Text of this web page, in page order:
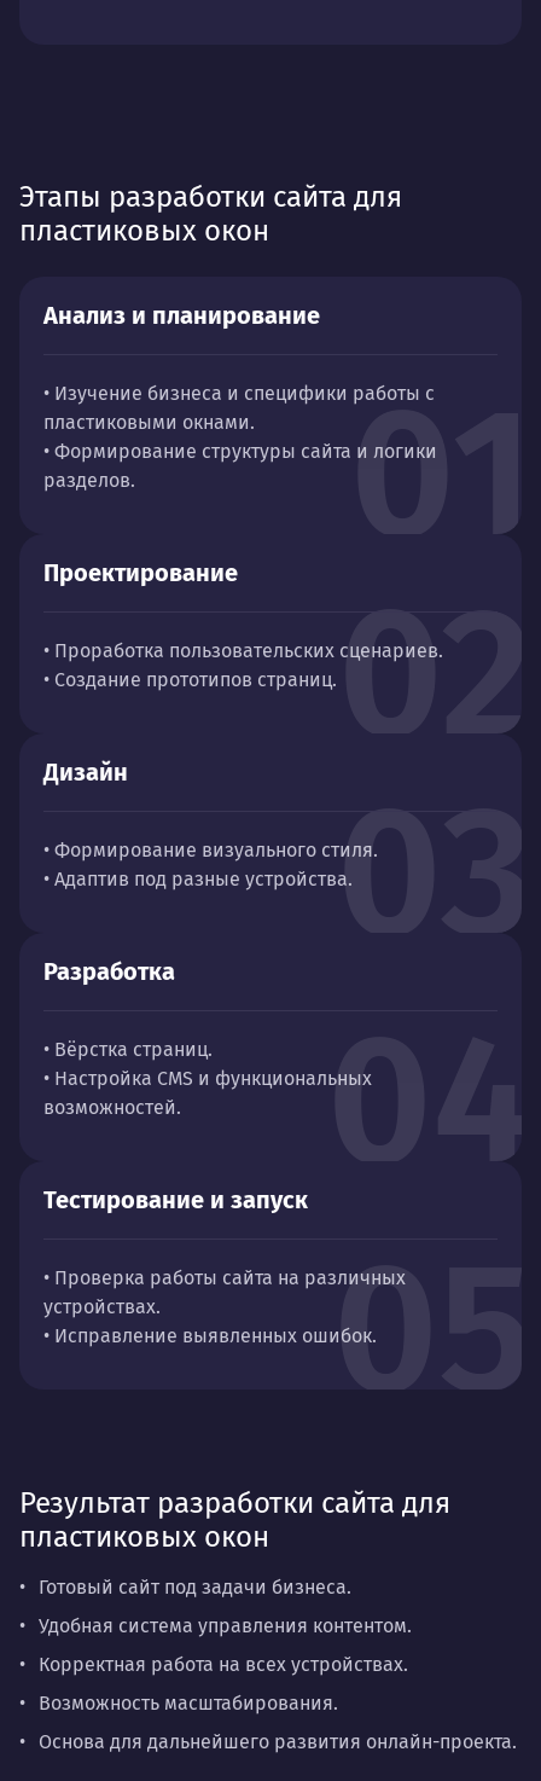
Этапы разработки сайта для
пластиковых окон
01
Анализ и планирование
• Изучение бизнеса и специфики работы с
пластиковыми окнами.
• Формирование структуры сайта и логики
разделов.
02
Проектирование
• Проработка пользовательских сценариев.
• Создание прототипов страниц.
03
Дизайн
• Формирование визуального стиля.
• Адаптив под разные устройства.
04
Разработка
• Вёрстка страниц.
• Настройка CMS и функциональных
возможностей.
05
Тестирование и запуск
• Проверка работы сайта на различных
устройствах.
• Исправление выявленных ошибок.
Результат разработки сайта для
пластиковых окон
Готовый сайт под задачи бизнеса.
Удобная система управления контентом.
Корректная работа на всех устройствах.
Возможность масштабирования.
Основа для дальнейшего развития онлайн-проекта.